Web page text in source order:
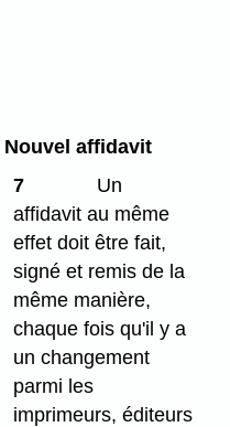
Nouvel affidavit
7
Un
affidavit au même
effet doit être fait,
signé et remis de la
même manière,
chaque fois qu'il y a
un changement
parmi les
imprimeurs, éditeurs